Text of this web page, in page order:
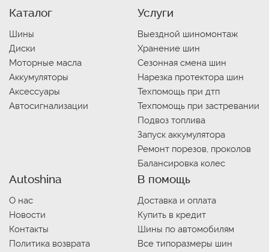
Каталог
Шины
Диски
Моторные масла
Аккумуляторы
Аксессуары
Автосигнализации
Услуги
Выездной шиномонтаж
Хранение шин
Сезонная смена шин
Нарезка протектора шин
Техпомощь при дтп
Техпомощь при застревании
Подвоз топлива
Запуск аккумулятора
Ремонт порезов, проколов
Балансировка колес
Autoshina
О нас
Новости
Контакты
Политика возврата
В помощь
Доставка и оплата
Купить в кредит
Шины по автомобилям
Все типоразмеры шин